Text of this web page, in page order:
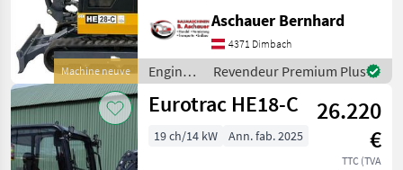
Machine neuve
Fahrgeschwindigkeiten
Hydr. verstellbares
Fahrwerk Hydr.
Schnellkupplung CW05
Gewicht 2720Kg
Aschauer Bernhard
4371 Dimbach
Engins
de
chantier
Eurotrac
Revendeur Premium Plus
Eurotrac HE18-C
26.220
€
TTC (TVA
19 ch/14 kW Ann. fab. 2025